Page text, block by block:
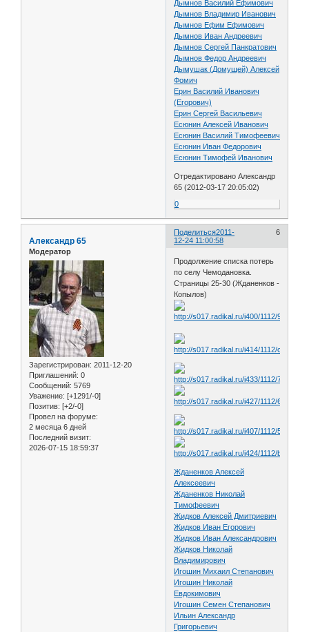
Дымнов Василий Ефимович
Дымнов Владимир Иванович
Дымнов Ефим Ефимович
Дымнов Иван Андреевич
Дымнов Сергей Панкратович
Дымнов Федор Андреевич
Дымушак (Домущей) Алексей
Фомич
Ерин Василий Иванович
(Егорович)
Ерин Сергей Васильевич
Есюнин Алексей Иванович
Есюнин Василий Тимофеевич
Есюнин Иван Федорович
Есюнин Тимофей Иванович
Отредактировано Александр
65 (2012-03-17 20:05:02)
0
Поделиться 6
2011-
12-24 11:00:58
Александр 65
Модератор
Зарегистрирован: 2011-12-20
Приглашений: 0
Сообщений: 5769
Уважение: [+1291/-0]
Позитив: [+2/-0]
Провел на форуме:
2 месяца 6 дней
Последний визит:
2026-07-15 18:59:37
Продолжение списка потерь
по селу Чемодановка.
Страницы 25-30 (Жданенков -
Копылов)
Жданенков Алексей
Алексеевич
Жданенков Николай
Тимофеевич
Жидков Алексей Дмитриевич
Жидков Иван Егорович
Жидков Иван Александрович
Жидков Николай
Владимирович
Игошин Михаил Степанович
Игошин Николай
Евдокимович
Игошин Семен Степанович
Ильин Александр
Григорьевич